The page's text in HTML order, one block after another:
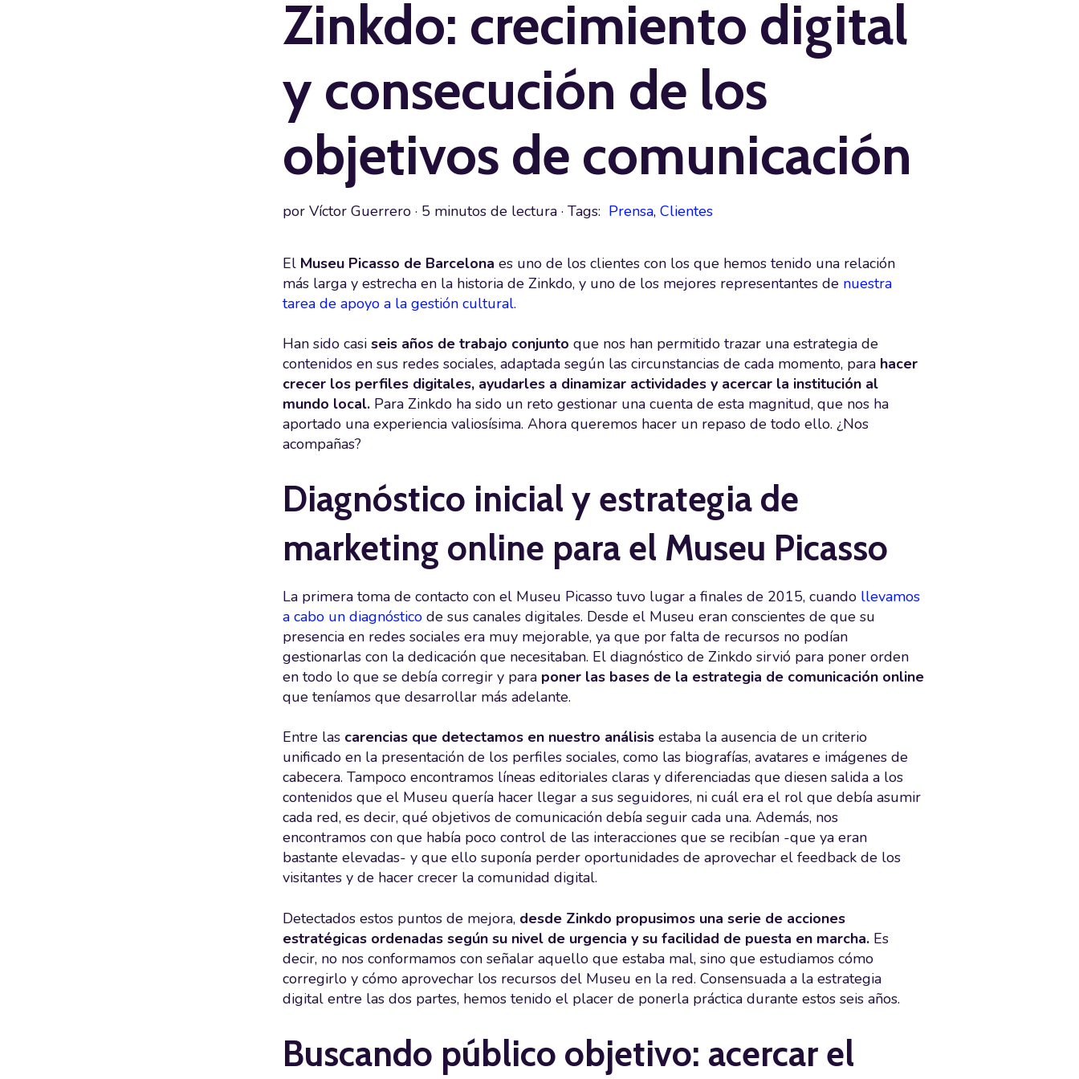
Zinkdo: crecimiento digital
y consecución de los
objetivos de comunicación
por Víctor Guerrero · 5 minutos de lectura · Tags: Prensa, Clientes
El Museu Picasso de Barcelona es uno de los clientes con los que hemos tenido una relación
más larga y estrecha en la historia de Zinkdo, y uno de los mejores representantes de nuestra
tarea de apoyo a la gestión cultural.
Han sido casi seis años de trabajo conjunto que nos han permitido trazar una estrategia de
contenidos en sus redes sociales, adaptada según las circunstancias de cada momento, para hacer
crecer los perfiles digitales, ayudarles a dinamizar actividades y acercar la institución al
mundo local. Para Zinkdo ha sido un reto gestionar una cuenta de esta magnitud, que nos ha
aportado una experiencia valiosísima. Ahora queremos hacer un repaso de todo ello. ¿Nos
acompañas?
Diagnóstico inicial y estrategia de
marketing online para el Museu Picasso
La primera toma de contacto con el Museu Picasso tuvo lugar a finales de 2015, cuando llevamos
a cabo un diagnóstico de sus canales digitales. Desde el Museu eran conscientes de que su
presencia en redes sociales era muy mejorable, ya que por falta de recursos no podían
gestionarlas con la dedicación que necesitaban. El diagnóstico de Zinkdo sirvió para poner orden
en todo lo que se debía corregir y para poner las bases de la estrategia de comunicación online
que teníamos que desarrollar más adelante.
Entre las carencias que detectamos en nuestro análisis estaba la ausencia de un criterio
unificado en la presentación de los perfiles sociales, como las biografías, avatares e imágenes de
cabecera. Tampoco encontramos líneas editoriales claras y diferenciadas que diesen salida a los
contenidos que el Museu quería hacer llegar a sus seguidores, ni cuál era el rol que debía asumir
cada red, es decir, qué objetivos de comunicación debía seguir cada una. Además, nos
encontramos con que había poco control de las interacciones que se recibían -que ya eran
bastante elevadas- y que ello suponía perder oportunidades de aprovechar el feedback de los
visitantes y de hacer crecer la comunidad digital.
Detectados estos puntos de mejora, desde Zinkdo propusimos una serie de acciones
estratégicas ordenadas según su nivel de urgencia y su facilidad de puesta en marcha. Es
decir, no nos conformamos con señalar aquello que estaba mal, sino que estudiamos cómo
corregirlo y cómo aprovechar los recursos del Museu en la red. Consensuada a la estrategia
digital entre las dos partes, hemos tenido el placer de ponerla práctica durante estos seis años.
Buscando público objetivo: acercar el